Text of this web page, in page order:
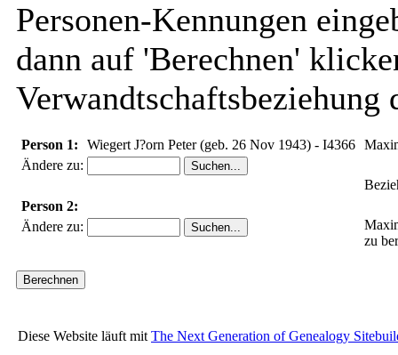
Personen-Kennungen
dann auf 'Berechnen'
Verwandtschaftsbeziehung
Person 1:
Wiegert J?orn Peter (geb. 26 Nov 1943) - I4366
Ändere zu:
Person 2:
Ändere zu:
zu
Diese Website läuft mit The Next Generation of Genealogy